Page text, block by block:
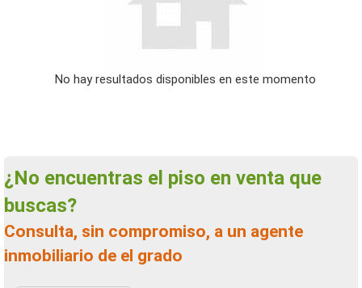
No hay resultados disponibles en este momento
¿No encuentras el piso en venta que
buscas?
Consulta, sin compromiso, a un agente
inmobiliario de el grado